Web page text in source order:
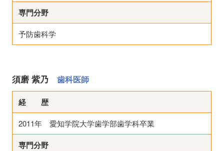
専門分野
予防歯科学
須磨 紫乃歯科医師
経 歴
2011年 愛知学院大学歯学部歯学科卒業
専門分野